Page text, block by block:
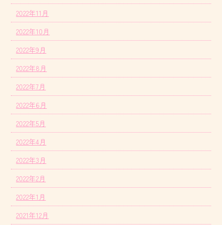
2022年11月
2022年10月
2022年9月
2022年8月
2022年7月
2022年6月
2022年5月
2022年4月
2022年3月
2022年2月
2022年1月
2021年12月